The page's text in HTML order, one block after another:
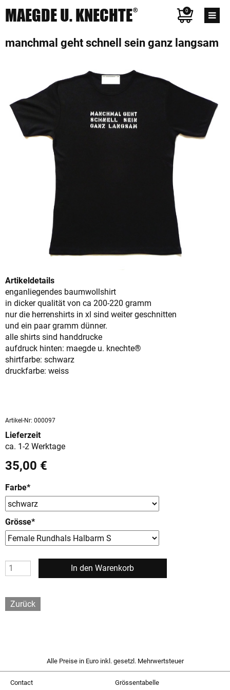
MAEGDE U. KNECHTE® 0
manchmal geht schnell sein ganz langsam
Artikeldetails
enganliegendes baumwollshirt
in dicker qualität von ca 200-220 gramm
nur die herrenshirts in xl sind weiter geschnitten
und ein paar gramm dünner.
alle shirts sind handdrucke
aufdruck hinten: maegde u. knechte®
shirtfarbe: schwarz
druckfarbe: weiss
Artikel-Nr: 000097
Lieferzeit
ca. 1-2 Werktage
35,00 €
Farbe*
Grösse*
Zurück
Alle Preise in Euro inkl. gesetzl. Mehrwertsteuer
Contact Grössentabelle